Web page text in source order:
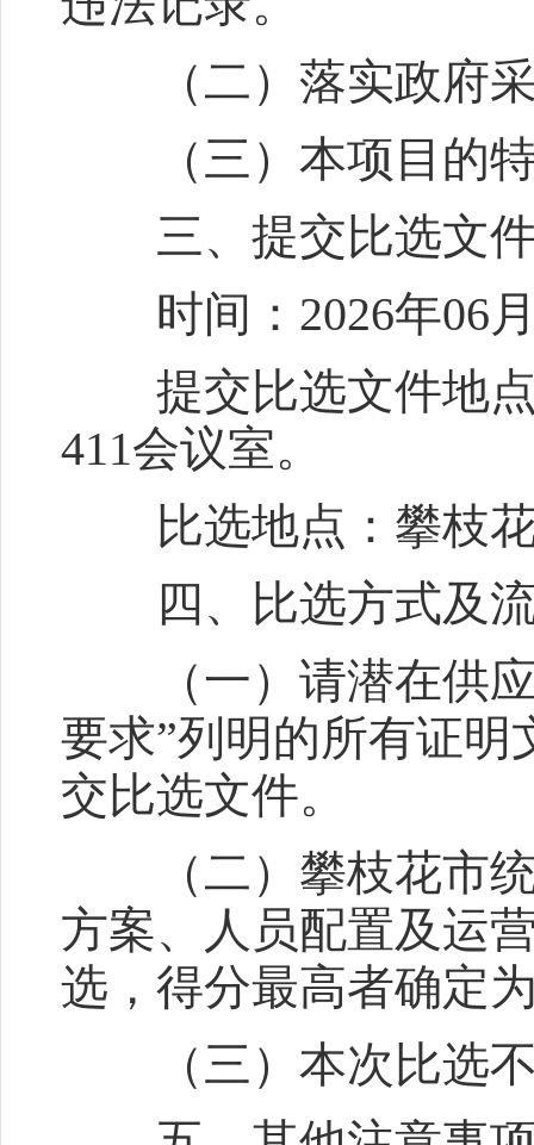
（二）落实政府采
（三）本项目的特
三、提交比选文件
时间：2026年06月
提交比选文件地点
411会议室。
比选地点：攀枝花
四、比选方式及
（一）请潜在供应
要求”列明的所有证
交比选文件。
（二）攀枝花市统
方案、人员配置及运
选，得分最高者确定
（三）本次比选不